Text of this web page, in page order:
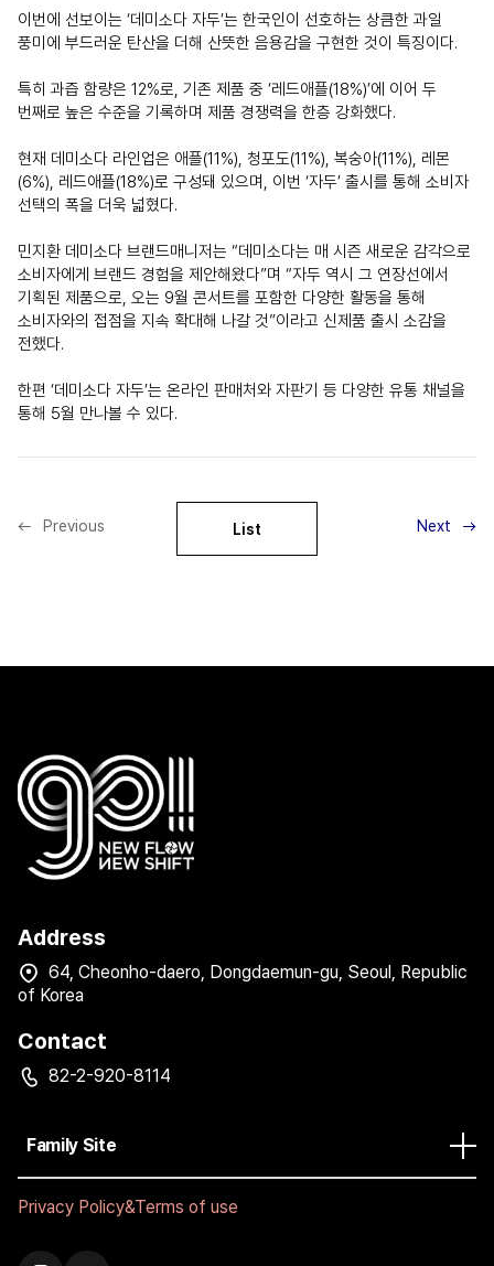
이번에 선보이는 ‘데미소다 자두’는 한국인이 선호하는 상큼한 과일
풍미에 부드러운 탄산을 더해 산뜻한 음용감을 구현한 것이 특징이다.
특히 과즙 함량은 12%로, 기존 제품 중 ‘레드애플(18%)’에 이어 두
번째로 높은 수준을 기록하며 제품 경쟁력을 한층 강화했다.
현재 데미소다 라인업은 애플(11%), 청포도(11%), 복숭아(11%), 레몬
(6%), 레드애플(18%)로 구성돼 있으며, 이번 ‘자두’ 출시를 통해 소비자
선택의 폭을 더욱 넓혔다.
민지환 데미소다 브랜드매니저는 “데미소다는 매 시즌 새로운 감각으로
소비자에게 브랜드 경험을 제안해왔다”며 “자두 역시 그 연장선에서
기획된 제품으로, 오는 9월 콘서트를 포함한 다양한 활동을 통해
소비자와의 접점을 지속 확대해 나갈 것”이라고 신제품 출시 소감을
전했다.
한편 ‘데미소다 자두’는 온라인 판매처와 자판기 등 다양한 유통 채널을
통해 5월 만나볼 수 있다.
List
Previous Next
Address
64, Cheonho-daero, Dongdaemun-gu, Seoul, Republic
of Korea
Contact
82-2-920-8114
Family Site
Privacy Policy&Terms of use